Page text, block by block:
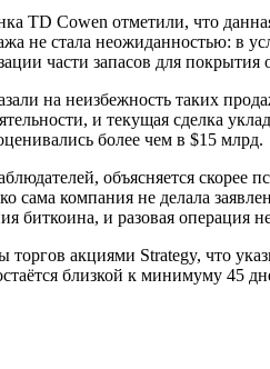
TD Cowen отметили, что
не стала неожиданностью: в
части запасов для
на неизбежность таких
и текущая сделка
более чем в $15 млрд.
объясняется скорее
сама компания не делала
биткоина, и разовая операция
акциями Strategy, что
близкой к минимуму 45